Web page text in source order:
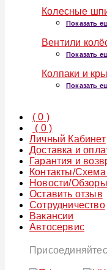
Колесные
Показать
Вентили
Показать
Колпаки и
Показать
(0 )
( 0)
Личный Кабинет
Доставка и
Гарантия и
Контакты/Схема
Новости/Обзоры
Оставить отзыв
Сотрудничество
Вакансии
Автосервис